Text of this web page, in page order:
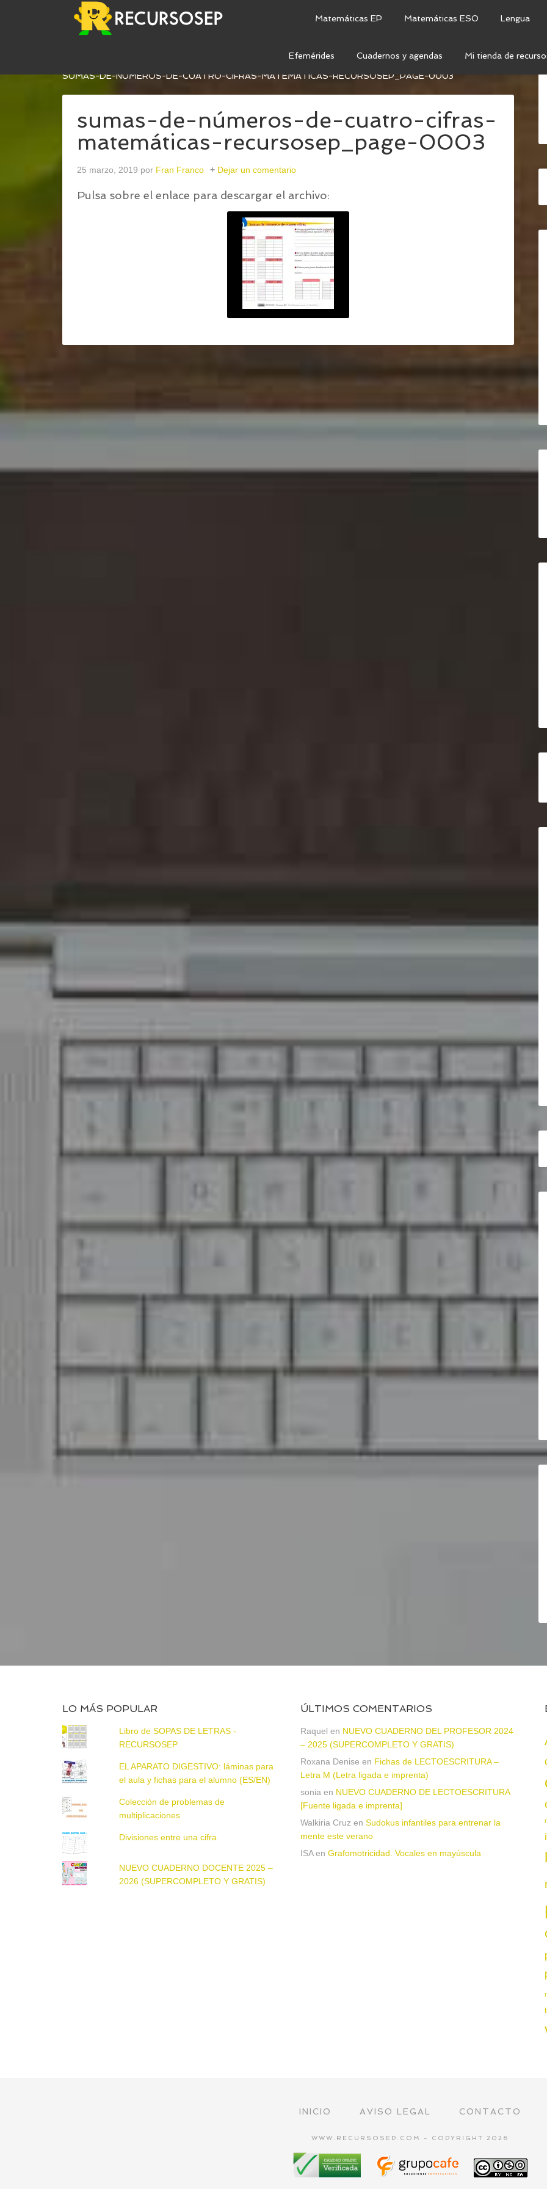
Matemáticas EP Matemáticas ESO Lengua
Efemérides Cuadernos y agendas Mi tienda de
SUMAS DE NÚMEROS DE CUATRO CIFRAS (MÉTODO TRADICIONAL)
SUMAS-DE-NÚMEROS-DE-CUATRO-CIFRAS-MATEMÁTICAS-RECURSOSEP_PAGE-0003
sumas-de-números-de-cuatro-cifras-
matemáticas-recursosep_page-0003
25 marzo, 2019 por Fran Franco Dejar un comentario
Pulsa sobre el enlace para descargar el archivo:
LO MÁS POPULAR
Libro de SOPAS DE LETRAS -
RECURSOSEP
EL APARATO DIGESTIVO: láminas para
el aula y fichas para el alumno (ES/EN)
Colección de problemas de
multiplicaciones
Divisiones entre una cifra
NUEVO CUADERNO DOCENTE 2025 –
2026 (SUPERCOMPLETO Y GRATIS)
ÚLTIMOS COMENTARIOS
Raquel en NUEVO CUADERNO DEL PROFESOR 2024
– 2025 (SUPERCOMPLETO Y GRATIS)
Roxana Denise en Fichas de LECTOESCRITURA –
Letra M (Letra ligada e imprenta)
sonia en NUEVO CUADERNO DE LECTOESCRITURA
[Fuente ligada e imprenta]
Walkiria Cruz en Sudokus infantiles para entrenar la
mente este verano
ISAen Grafomotricidad. Vocales en mayúscula
INICIO AVISO LEGAL CONTACTO
WWW.RECURSOSEP.COM - COPYRIGHT 2026